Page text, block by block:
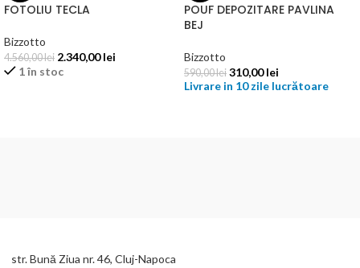
FOTOLIU TECLA
Bizzotto
4.560,00lei 2.340,00lei
1 în stoc
POUF DEPOZITARE PAVLINA
BEJ
Bizzotto
590,00lei 310,00lei
Livrare in 10 zile lucrătoare
str. Bună Ziua nr. 46, Cluj-Napoca